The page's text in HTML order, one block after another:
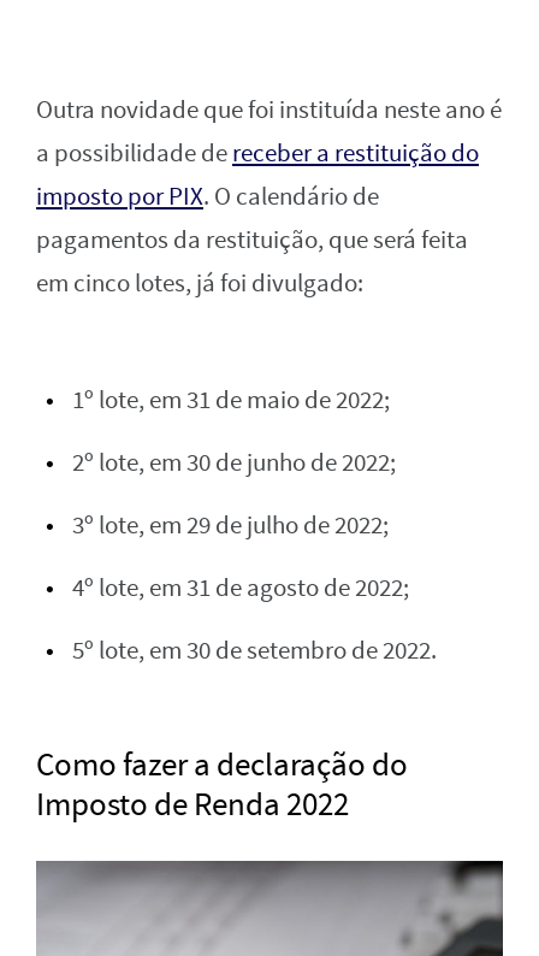
Outra novidade que foi instituída neste ano é
a possibilidade dereceber a restituição do
imposto por PIX. O calendário de
pagamentos da restituição, que será feita
em cinco lotes, já foi divulgado:
1º lote, em 31 de maio de 2022;
2º lote, em 30 de junho de 2022;
3º lote, em 29 de julho de 2022;
4º lote, em 31 de agosto de 2022;
5º lote, em 30 de setembro de 2022.
Como fazer a declaração do
Imposto de Renda 2022